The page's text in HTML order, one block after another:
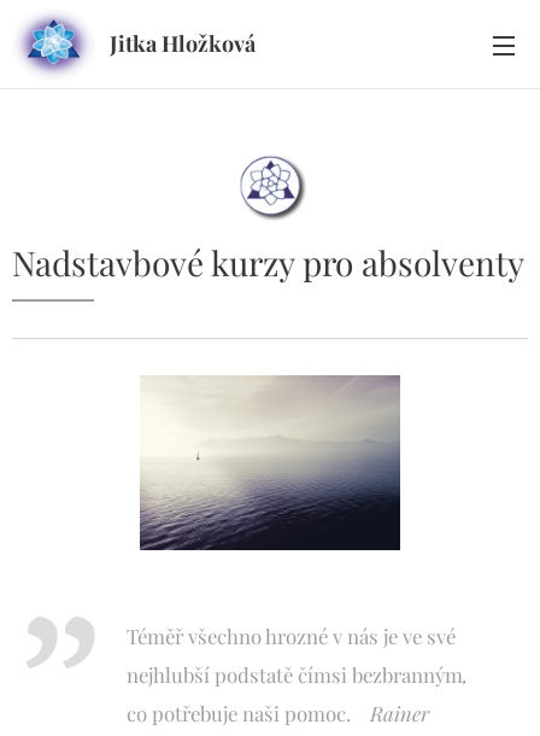
Jitka Hložková
Nadstavbové kurzy pro absolventy
Téměř všechno hrozné v nás je ve své
nejhlubší podstatě čímsi bezbranným,
co potřebuje naši pomoc.
Rainer